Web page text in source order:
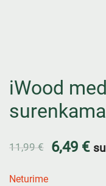
iWood
11,99€ 6,49 €
Neturime